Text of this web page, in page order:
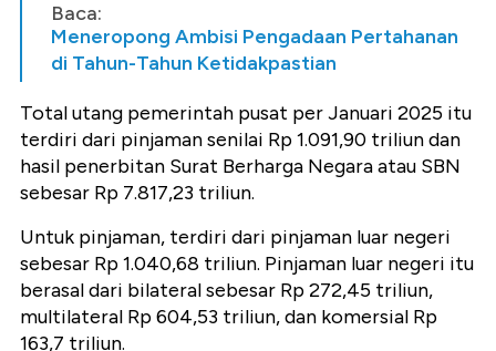
Baca:
Meneropong Ambisi Pengadaan Pertahanan
di Tahun-Tahun Ketidakpastian
Total utang pemerintah pusat per Januari 2025 itu
terdiri dari pinjaman senilai Rp 1.091,90 triliun dan
hasil penerbitan Surat Berharga Negara atau SBN
sebesar Rp 7.817,23 triliun.
Untuk pinjaman, terdiri dari pinjaman luar negeri
sebesar Rp 1.040,68 triliun. Pinjaman luar negeri itu
berasal dari bilateral sebesar Rp 272,45 triliun,
multilateral Rp 604,53 triliun, dan komersial Rp
163,7 triliun.